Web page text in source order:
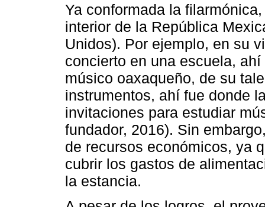
Ya conformada la
interior de la República
Unidos). Por ejemplo, en su
concierto en una escuela,
músico oaxaqueño, de su
instrumentos, ahí fue donde
invitaciones para estudiar
fundador, 2016). Sin
de recursos económicos, ya
cubrir los gastos de
la estancia.